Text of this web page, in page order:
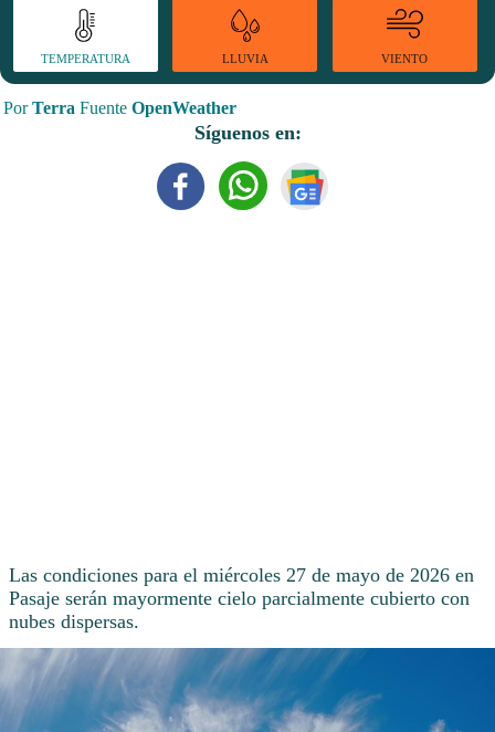
TEMPERATURA LLUVIA VIENTO
PorTerra Fuente OpenWeather
Síguenos en:
Las condiciones para el miércoles 27 de mayo de 2026 en
Pasaje serán mayormente cielo parcialmente cubierto con
nubes dispersas.